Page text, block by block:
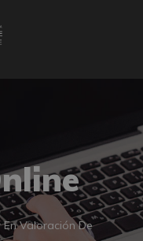
En Valoración De